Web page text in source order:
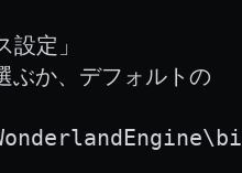
設定」
か、デフォルトの